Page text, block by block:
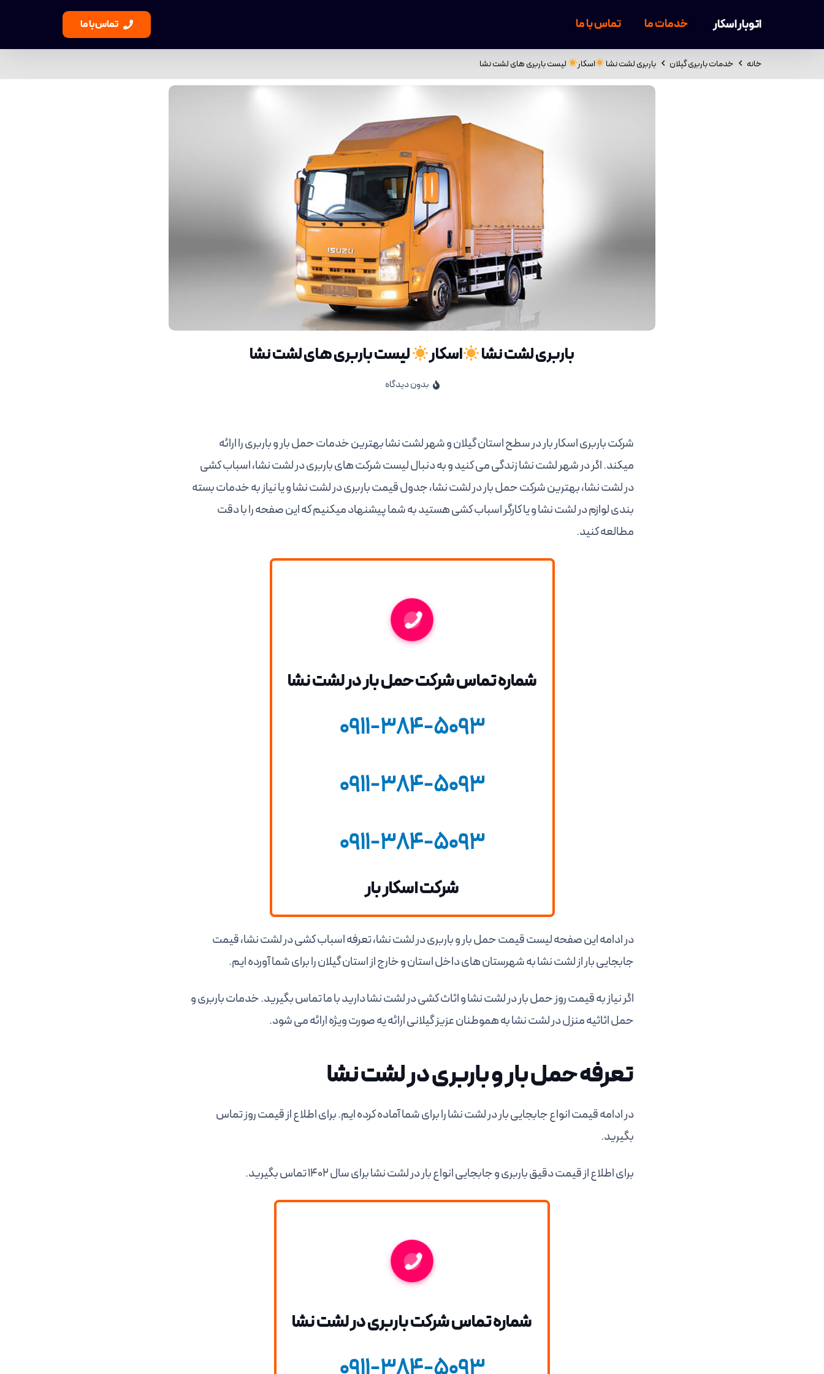
اتوبار اسکار خدمات ما تماس با ما تماس با ما
خانه خدمات باربری گیلان باربری لشت نشا اسکار لیست باربری های لشت نشا
باربری لشت نشا اسکار لیست باربری های لشت نشا
بدون دیدگاه
شرکت باربری اسکار بار در سطح استان گیلان و شهر لشت نشا بهترین خدمات حمل بار و باربری را ارائه
میکند. اگر در شهر لشت نشا زندگی می کنید و به دنبال لیست شرکت های باربری در لشت نشا، اسباب کشی
در لشت نشا، بهترین شرکت حمل بار در لشت نشا، جدول قیمت باربری در لشت نشا و یا نیاز به خدمات بسته
بندی لوازم در لشت نشا و یا کارگر اسباب کشی هستید به شما پیشنهاد میکنیم که این صفحه را با دقت
مطالعه کنید.
شماره تماس شرکت حمل بار درلشت نشا
0911-384-5093
0911-384-5093
0911-384-5093
شرکت اسکار بار
در ادامه این صفحه لیست قیمت حمل بار و باربری در لشت نشا، تعرفه اسباب کشی در لشت نشا، قیمت
جابجایی بار از لشت نشا به شهرستان های داخل استان و خارج از استان گیلان را برای شما آورده ایم.
اگر نیاز به قیمت روز حمل بار در لشت نشا و اثاث کشی در لشت نشا دارید با ما تماس بگیرید. خدمات باربری و
حمل اثاثیه منزل در لشت نشا به هموطنان عزیز گیلانی ارائه یه صورت ویژه ارائه می شود.
تعرفه حمل بار و باربری در لشت نشا
در ادامه قیمت انواع جابجایی بار در لشت نشا را برای شما آماده کرده ایم. برای اطلاع از قیمت روز تماس
بگیرید.
برای اطلاع از قیمت دقیق باربری و جابجایی انواع بار در لشت نشا برای سال 1402 تماس بگیرید.
شماره تماس شرکت باربری درلشت نشا